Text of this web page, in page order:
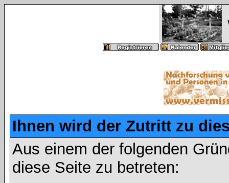
Ihnen wird der Zutritt zu
Aus einem der folgenden
diese Seite zu betreten: